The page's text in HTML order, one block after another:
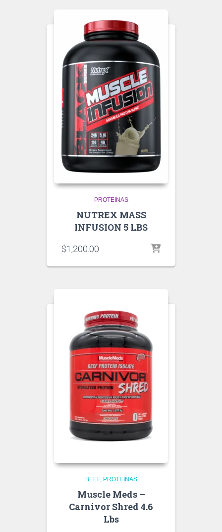
PROTEINAS
NUTREX MASS
INFUSION 5 LBS
$1,200.00
BEEF PROTEINAS
Muscle Meds –
Carnivor Shred 4.6
Lbs